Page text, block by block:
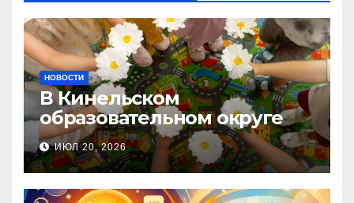
НОВОСТИ
В Кинельском
образовательном округе
прошла Неделя правовой
помощи, посвящённая Дню
семьи, любви и верности
ИЮЛ 20, 2026